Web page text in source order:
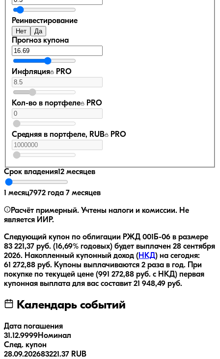
Реинвестирование
Нет Да
Прогноз купона
Инфляция PRO
Кол-во в портфеле PRO
Средняя в портфеле, RUB PRO
Срок владения12 месяцев
1 месяц7972 года 7 месяцев
Расчёт примерный. Учтены налоги и комиссии. Не
является ИИР.
Следующий купон по облигации РЖД 001Б-06 в размере
83 221,37 руб. (16,69% годовых) будет выплачен 28 сентября
2026. Накопленный купонный доход ( НКД) на сегодня:
61 272,88 руб. Купоны выплачиваются 2 раза в год.
При
покупке по текущей цене (991 272,88 руб. с НКД) первая
купонная выплата для вас составит 21 948,49 руб.
Календарь событий
Дата погашения
31.12.9999Номинал
След. купон
28.09.202683221.37 RUB